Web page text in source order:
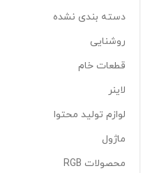
دسته بندی نشده
روشنایی
قطعات خام
لاینر
لوازم تولید محتوا
ماژول
محصولات RGB